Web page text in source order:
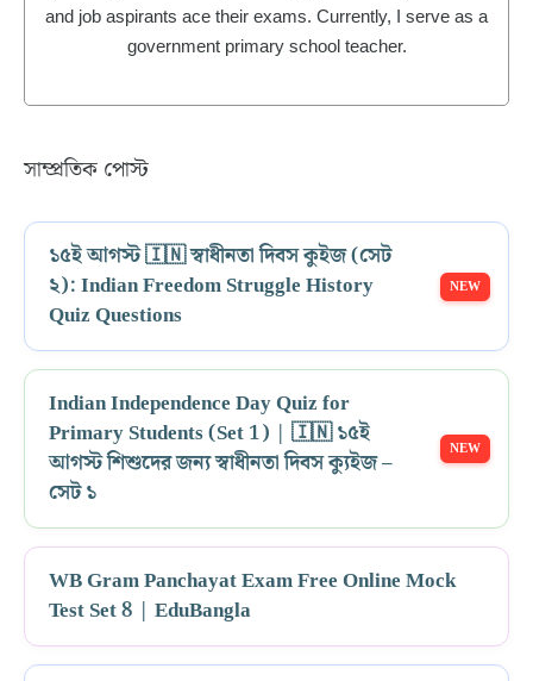
and job aspirants ace their exams. Currently, I serve as a
government primary school teacher.
সাম্প্রতিক পোস্ট
১৫ই আগস্ট 🇮🇳 স্বাধীনতা দিবস কুইজ (সেট
২): Indian Freedom Struggle History
Quiz Questions
Indian Independence Day Quiz for
Primary Students (Set 1) | 🇮🇳 ১৫ই
আগস্ট শিশুদের জন্য স্বাধীনতা দিবস ক্যুইজ –
সেট ১
WB Gram Panchayat Exam Free Online Mock
Test Set 8 | EduBangla